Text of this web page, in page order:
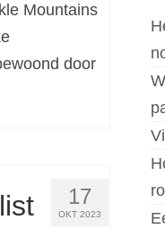
Mountains
door
17
OKT 2023